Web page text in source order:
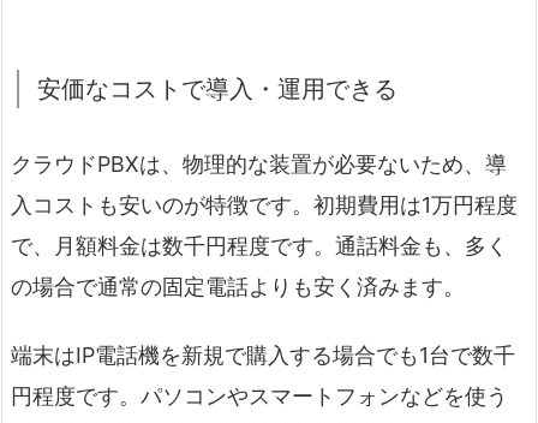
安価なコストで導入・運用できる
クラウドPBXは、物理的な装置が必要ないため、導
入コストも安いのが特徴です。初期費用は1万円程度
で、月額料金は数千円程度です。通話料金も、多く
の場合で通常の固定電話よりも安く済みます。
端末はIP電話機を新規で購入する場合でも1台で数千
円程度です。パソコンやスマートフォンなどを使う